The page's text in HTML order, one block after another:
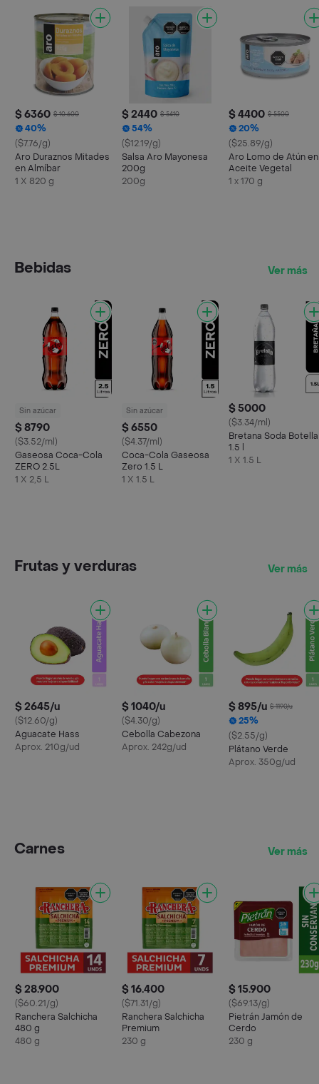
$ 6360 $ 10.600
40%
($7.76/g)
Aro Duraznos Mitades
en Almíbar
1 X 820 g
$ 2440 $ 5410
54%
($12.19/g)
Salsa Aro Mayonesa
200g
200g
$ 4400 $ 5500
20%
($25.89/g)
Aro Lomo de Atún en
Aceite Vegetal
1 x 170 g
Bebidas Ver más
Sin azúcar
$ 8790
($3.52/ml)
Gaseosa Coca-Cola
ZERO 2.5L
1 X 2,5 L
Sin azúcar
$ 6550
($4.37/ml)
Coca-Cola Gaseosa
Zero 1.5 L
1 X 1.5 L
$ 5000
($3.34/ml)
Bretana Soda Botella
1.5 l
1 X 1.5 L
Frutas y verduras Ver más
$ 2645/u
($12.60/g)
Aguacate Hass
Aprox. 210g/ud
$ 1040/u
($4.30/g)
Cebolla Cabezona
Aprox. 242g/ud
$ 895/u $ 1190/u
25%
($2.55/g)
Plátano Verde
Aprox. 350g/ud
Carnes Ver más
$ 28.900
($60.21/g)
Ranchera Salchicha
480 g
480 g
$ 16.400
($71.31/g)
Ranchera Salchicha
Premium
230 g
$ 15.900
($69.13/g)
Pietrán Jamón de
Cerdo
230 g